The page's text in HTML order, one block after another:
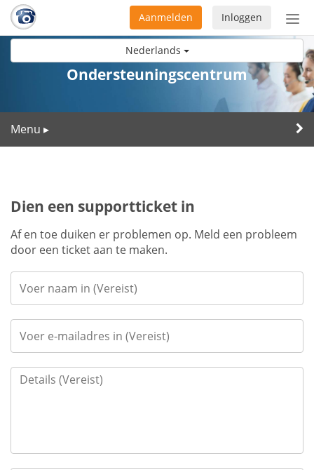
Nederlands
Inloggen
Aanmelden
Ondersteuningscentrum
Menu ▸
Dien een supportticket in
Af en toe duiken er problemen op. Meld een probleem
door een ticket aan te maken.